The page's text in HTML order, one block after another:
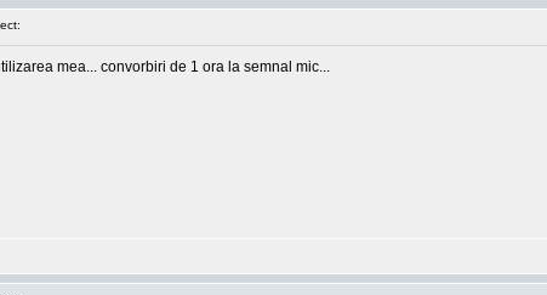
mea... convorbiri de 1 ora la semnal mic...